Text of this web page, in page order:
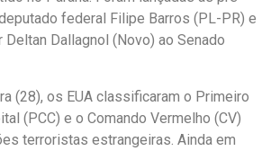
federal Filipe Barros (PL-PR) e
Dallagnol (Novo) ao Senado
(28), os EUA classificaram o Primeiro
(PCC) e o Comando Vermelho (CV)
terroristas estrangeiras. Ainda em